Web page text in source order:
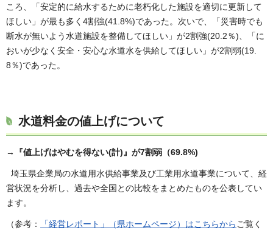
ころ、「安定的に給水するために老朽化した施設を適切に更新して
ほしい」が最も多く4割強(41.8%)であった。次いで、「災害時でも
断水が無いよう水道施設を整備してほしい」が2割強(20.2％)、「に
おいが少なく安全・安心な水道水を供給してほしい」が2割弱(19.
8％)であった。
水道料金の値上げについて
→『値上げはやむを得ない(計)』が7割弱（69.8%)
埼玉県企業局の水道用水供給事業及び工業用水道事業について、経
営状況を分析し、過去や全国との比較をまとめたものを公表してい
ます。
（参考： 「経営レポート」（県ホームページ）はこちらからご覧く